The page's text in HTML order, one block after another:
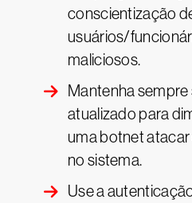
conscientização
usuários/
maliciosos.
Mantenha
atualizado para
uma botnet
no sistema.
Use a